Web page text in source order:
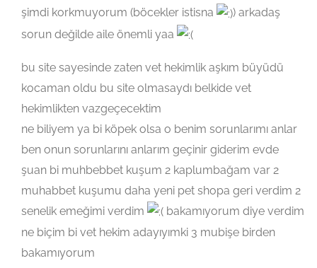
şimdi korkmuyorum (böcekler istisna
) arkadaş
sorun değilde aile önemli yaa
bu site sayesinde zaten vet hekimlik aşkım büyüdü
kocaman oldu bu site olmasaydı belkide vet
hekimlikten vazgeçecektim
ne biliyem ya bi köpek olsa o benim sorunlarımı anlar
ben onun sorunlarını anlarım geçinir giderim evde
şuan bi muhbebbet kuşum 2 kaplumbağam var 2
muhabbet kuşumu daha yeni pet shopa geri verdim 2
senelik emeğimi verdim
bakamıyorum diye verdim
ne biçim bi vet hekim adayıyımki 3 mubişe birden
bakamıyorum